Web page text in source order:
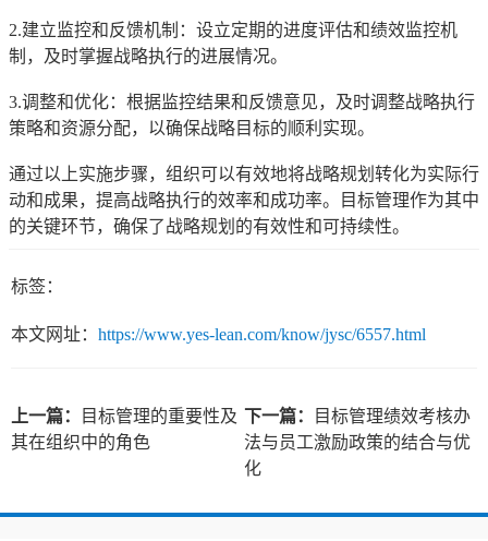
2.建立监控和反馈机制：设立定期的进度评估和绩效监控机
制，及时掌握战略执行的进展情况。
3.调整和优化：根据监控结果和反馈意见，及时调整战略执行
策略和资源分配，以确保战略目标的顺利实现。
通过以上实施步骤，组织可以有效地将战略规划转化为实际行
动和成果，提高战略执行的效率和成功率。目标管理作为其中
的关键环节，确保了战略规划的有效性和可持续性。
标签：
本文网址： https://www.yes-lean.com/know/jysc/6557.html
上一篇：
目标管理的重要性及
其在组织中的角色
下一篇：
目标管理绩效考核办
法与员工激励政策的结合与优
化